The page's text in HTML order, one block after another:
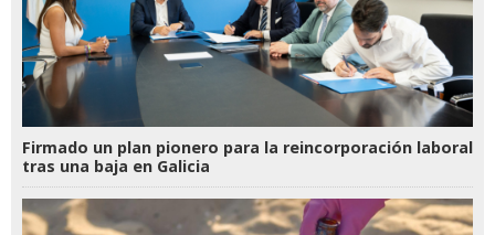
Firmado un plan pionero para la reincorporación laboral
tras una baja en Galicia